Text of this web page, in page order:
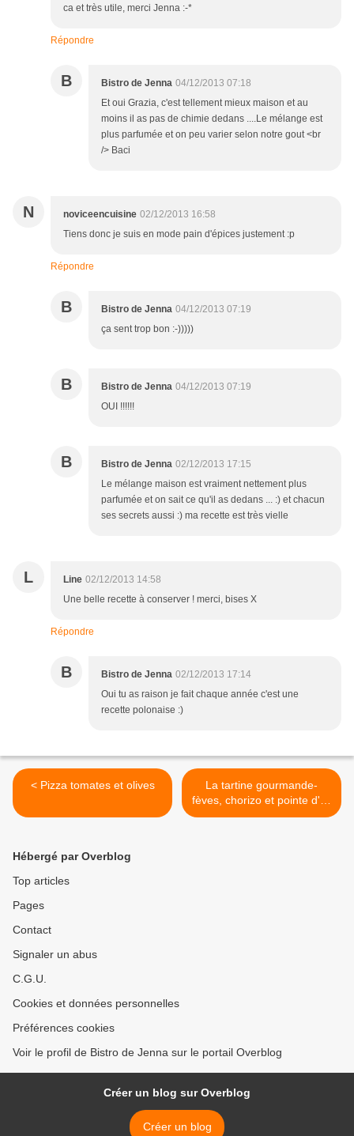
ca et très utile, merci Jenna :-*
Répondre
B Bistro de Jenna 04/12/2013 07:18
Et oui Grazia, c'est tellement mieux maison et au
moins il as pas de chimie dedans ....Le mélange est
plus parfumée et on peu varier selon notre gout <br
/> Baci
N noviceencuisine 02/12/2013 16:58
Tiens donc je suis en mode pain d'épices justement :p
Répondre
B Bistro de Jenna 04/12/2013 07:19
ça sent trop bon :-)))))
B Bistro de Jenna 04/12/2013 07:19
OUI !!!!!!
B Bistro de Jenna 02/12/2013 17:15
Le mélange maison est vraiment nettement plus
parfumée et on sait ce qu'il as dedans ... :) et chacun
ses secrets aussi :) ma recette est très vielle
L Line 02/12/2013 14:58
Une belle recette à conserver ! merci, bises X
Répondre
B Bistro de Jenna 02/12/2013 17:14
Oui tu as raison je fait chaque année c'est une
recette polonaise :)
< Pizza tomates et olives
La tartine gourmande-
fèves, chorizo et pointe d'ail
>
Hébergé par Overblog
Top articles
Pages
Contact
Signaler un abus
C.G.U.
Cookies et données personnelles
Préférences cookies
Voir le profil de Bistro de Jenna sur le portail Overblog
Créer un blog sur Overblog
Créer un blog